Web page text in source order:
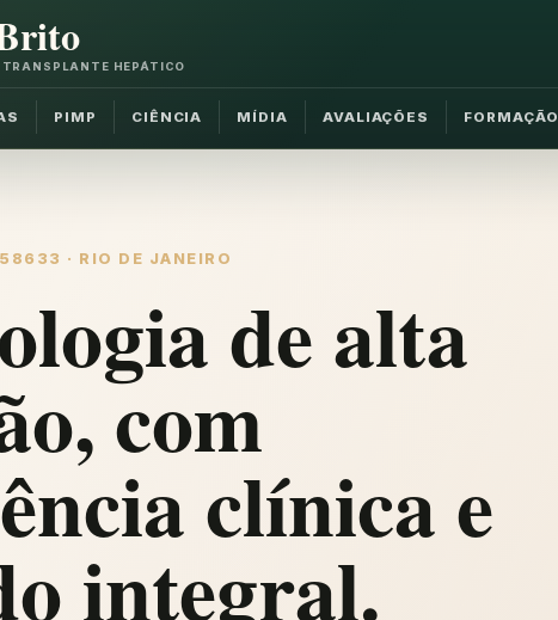
TRANSPLANTE HEPÁTICO
PIMP CIÊNCIA MÍDIA AVALIAÇÕES FORMAÇÃO
· RIO DE JANEIRO
de alta
com
clínica e
integral.